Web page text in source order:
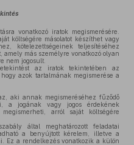
vonatkozó iratok megismerésére.
költségére másolatot készíthet vagy
kötelezettségeinek teljesítéséhez
más személyre vonatkozó olyan
nem jogosult.
az iratok tekintetében az
azok tartalmának megismerése a
aki annak megismeréséhez fűződő
a jogának vagy jogos érdekének
arról saját költségére
által meghatározott feladatai
a benyújtott kérelem, illetve a
Ez a rendelkezés vonatkozik a külön